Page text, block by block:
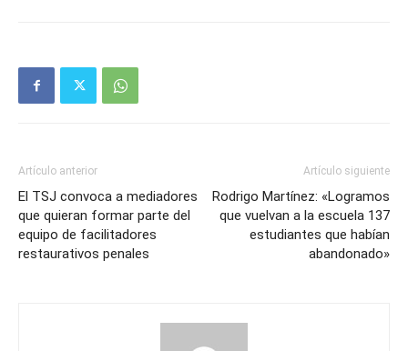
Artículo anterior
El TSJ convoca a mediadores
que quieran formar parte del
equipo de facilitadores
restaurativos penales
Artículo siguiente
Rodrigo Martínez: «Logramos
que vuelvan a la escuela 137
estudiantes que habían
abandonado»